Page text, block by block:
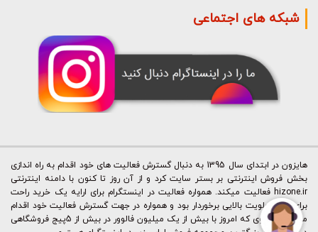
شبکه های اجتماعی
هایزون در ابتدای سال 1395 به دنبال گسترش فعالیت های خود اقدام به راه اندازی
بخش فروش اینترنتی بر بستر سایت کرد و از آن روز تا کنون با دامنه اینترنتی
hizone.ir فعالیت میکند. همواره فعالیت در اینستگرام برای ارایه یک خرید راحت
برای ما از اولویت بالایی برخوردار بود و همواره در جهت گسترش فعالیت خود اقدام
میکردیم. بطوی که امروز با بیش از یک میلیون فالوور در بیش از 5پیج فروشگاهی